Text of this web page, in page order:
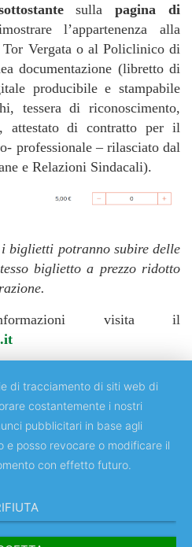
sullapagina di
l’appartenenza alla
Vergata o al Policlinico di
documentazione (libretto di
producibile e stampabile
tessera di riconoscimento,
attestato di contratto per il
professionale – rilasciato dal
e Relazioni Sindacali).
biglietti potranno subire delle
biglietto a prezzo ridotto
visita il
Studi di Roma "Tor Vergata"
di tracciamento di siti web di
costantemente i nostri
pubblicitari in base agli
e posso revocare o modificare il
con effetto futuro.